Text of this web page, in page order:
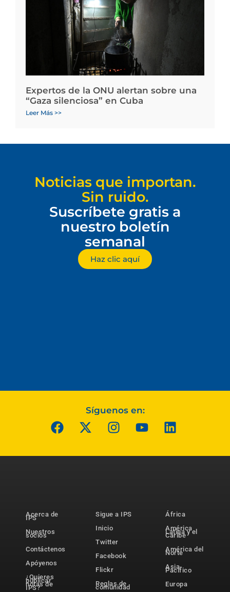
Expertos de la ONU alertan sobre una
“Gaza silenciosa” en Cuba
Leer Más >>
Noticias que importan.
Sin ruido.
Suscríbete gratis a
nuestro boletín
semanal
Haz clic aquí
Síguenos en:
Acerca de
IPS
Nuestros
socios
Contáctenos
Apóyenos
¿Quieres
publicar
notas de
IPS?
Sigue a IPS
Inicio
Twitter
Facebook
Flickr
Reglas de
comunidad
África
América
Latina y el
Caribe
América del
Norte
Asia-
Pacífico
Europa